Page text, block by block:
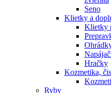
Seno
Klietky a
Klietky
Hračky
Kozmetika,
Ryby